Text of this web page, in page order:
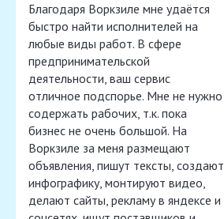
Благодаря Воркзиле мне удаётся
быстро найти исполнителей на
любые виды работ. В сфере
предпринимательской
деятельности, ваш сервис
отличное подспорье. Мне не нужно
содержать рабочих, т.к. пока
бизнес не очень большой. На
Воркзиле за меня размещают
объявления, пишут тексты, создают
инфографику, монтируют видео,
делают сайты, рекламу в яндексе и